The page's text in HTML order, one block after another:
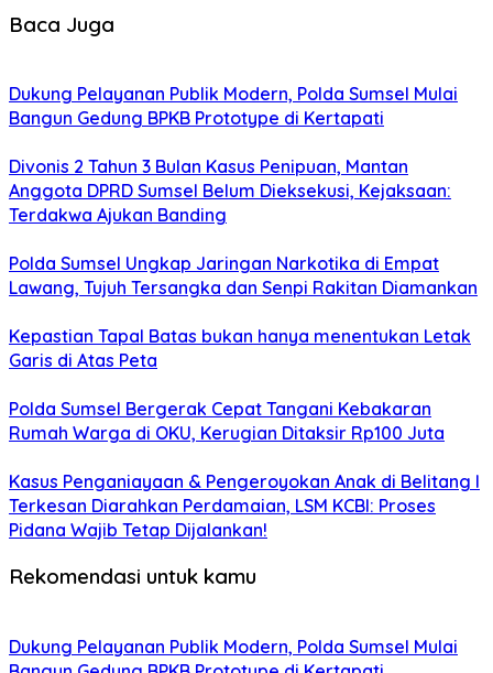
Baca Juga
Dukung Pelayanan Publik Modern, Polda Sumsel Mulai
Bangun Gedung BPKB Prototype di Kertapati
Divonis 2 Tahun 3 Bulan Kasus Penipuan, Mantan
Anggota DPRD Sumsel Belum Dieksekusi, Kejaksaan:
Terdakwa Ajukan Banding
Polda Sumsel Ungkap Jaringan Narkotika di Empat
Lawang, Tujuh Tersangka dan Senpi Rakitan Diamankan
Kepastian Tapal Batas bukan hanya menentukan Letak
Garis di Atas Peta
Polda Sumsel Bergerak Cepat Tangani Kebakaran
Rumah Warga di OKU, Kerugian Ditaksir Rp100 Juta
Kasus Penganiayaan & Pengeroyokan Anak di Belitang I
Terkesan Diarahkan Perdamaian, LSM KCBI: Proses
Pidana Wajib Tetap Dijalankan!
Rekomendasi untuk kamu
Dukung Pelayanan Publik Modern, Polda Sumsel Mulai